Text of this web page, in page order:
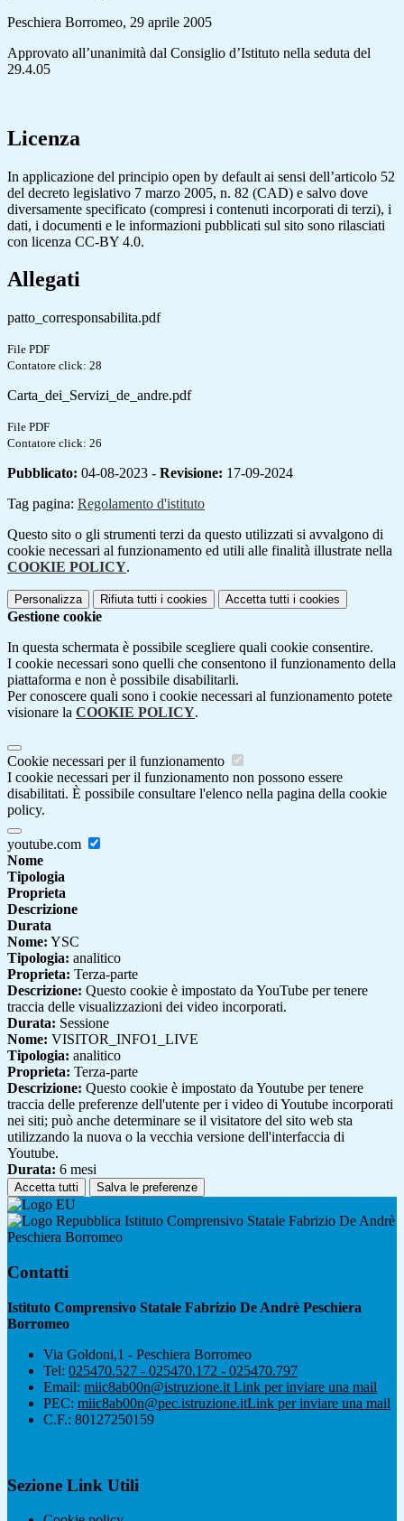
Peschiera Borromeo, 29 aprile 2005
Approvato all’unanimità dal Consiglio d’Istituto nella seduta del
29.4.05
Licenza
In applicazione del principio open by default ai sensi dell’articolo 52
del decreto legislativo 7 marzo 2005, n. 82 (CAD) e salvo dove
diversamente specificato (compresi i contenuti incorporati di terzi), i
dati, i documenti e le informazioni pubblicati sul sito sono rilasciati
con licenza CC-BY 4.0.
Allegati
patto_corresponsabilita.pdf
File PDF
Contatore click: 28
Carta_dei_Servizi_de_andre.pdf
File PDF
Contatore click: 26
Pubblicato: 04-08-2023 - Revisione: 17-09-2024
Tag pagina: Regolamento d'istituto
Questo sito o gli strumenti terzi da questo utilizzati si avvalgono di
cookie necessari al funzionamento ed utili alle finalità illustrate nella
COOKIE POLICY.
Personalizza Rifiuta tutti i cookies Accetta tutti i cookies
Gestione cookie
In questa schermata è possibile scegliere quali cookie consentire.
I cookie necessari sono quelli che consentono il funzionamento della
piattaforma e non è possibile disabilitarli.
Per conoscere quali sono i cookie necessari al funzionamento potete
visionare la COOKIE POLICY.
Cookie necessari per il funzionamento
I cookie necessari per il funzionamento non possono essere
disabilitati. È possibile consultare l'elenco nella pagina della cookie
policy.
youtube.com
Nome
Tipologia
Proprieta
Descrizione
Durata
Nome: YSC
Tipologia: analitico
Proprieta: Terza-parte
Descrizione: Questo cookie è impostato da YouTube per tenere
traccia delle visualizzazioni dei video incorporati.
Durata: Sessione
Nome: VISITOR_INFO1_LIVE
Tipologia: analitico
Proprieta: Terza-parte
Descrizione: Questo cookie è impostato da Youtube per tenere
traccia delle preferenze dell'utente per i video di Youtube incorporati
nei siti; può anche determinare se il visitatore del sito web sta
utilizzando la nuova o la vecchia versione dell'interfaccia di
Youtube.
Durata: 6 mesi
Accetta tutti Salva le preferenze
Istituto Comprensivo Statale Fabrizio De Andrè
Peschiera Borromeo
Contatti
Istituto Comprensivo Statale Fabrizio De Andrè Peschiera
Borromeo
Via Goldoni,1 - Peschiera Borromeo
Tel: 025470.527 - 025470.172 - 025470.797
Email: miic8ab00n@istruzione.it Link per inviare una mail
PEC: miic8ab00n@pec.istruzione.itLink per inviare una mail
C.F.: 80127250159
Sezione Link Utili